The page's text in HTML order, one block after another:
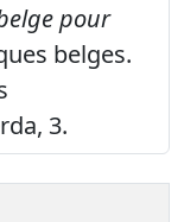
pour
belges.
3.